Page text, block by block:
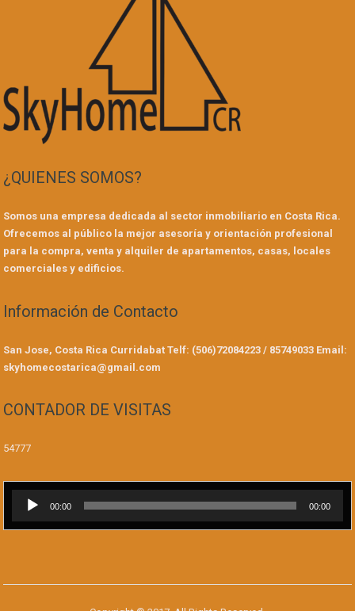
¿QUIENES SOMOS?
Somos una empresa dedicada al sector inmobiliario en Costa Rica.
Ofrecemos al público la mejor asesoría y orientación profesional
para la compra, venta y alquiler de apartamentos, casas, locales
comerciales y edificios.
Información de Contacto
San Jose, Costa Rica Curridabat Telf: (506)72084223 / 85749033 Email:
skyhomecostarica@gmail.com
CONTADOR DE VISITAS
54777
Reproductor
audio
00:00 00:00